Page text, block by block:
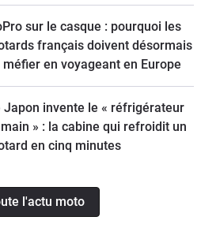
sur le casque : pourquoi les
français doivent désormais
méfier en voyageant en Europe
Japon invente le « réfrigérateur
» : la cabine qui refroidit un
en cinq minutes
l'actu moto